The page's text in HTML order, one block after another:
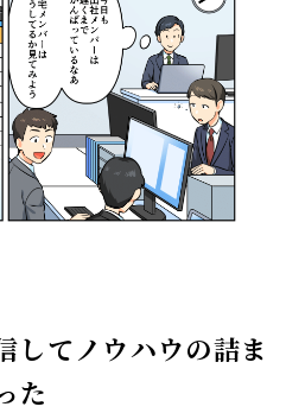
してノウハウの詰ま
た